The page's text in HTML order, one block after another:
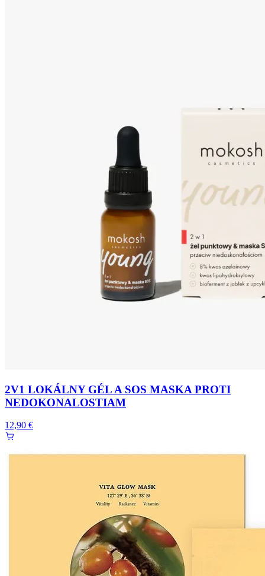
2V1 LOKÁLNY GÉL A SOS MASKA PROTI
NEDOKONALOSTIAM
12,90 €